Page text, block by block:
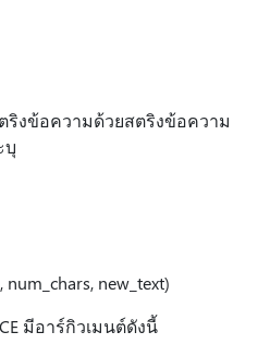
ริงข้อความด้วยสตริงข้อความ
บุ
num_chars, new_text)
มีอาร์กิวเมนต์ดังนี้